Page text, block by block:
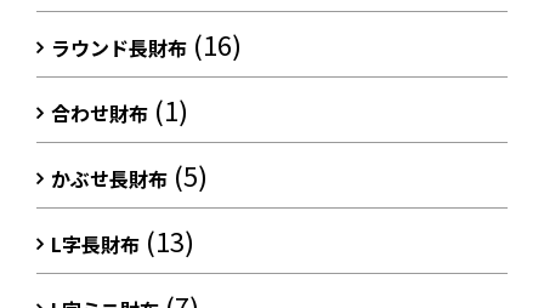
ラウンド長財布 (16)
合わせ財布 (1)
かぶせ長財布 (5)
L字長財布 (13)